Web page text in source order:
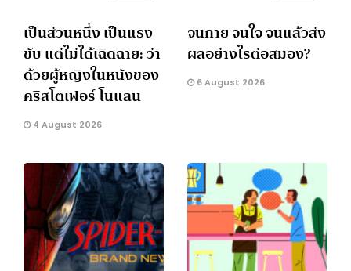
เป็นส่วนหนึ่ง เป็นแรง
ขับ แต่ไม่ได้เฉิดฉาย: ว่า
ด้วยผู้หญิงในหนังของ
คริสโตเฟอร์ โนแลน
4 August 2026
จนกาย จนใจ จนแล้วส่ง
ผลอย่างไรต่อสมอง?
6 August 2026